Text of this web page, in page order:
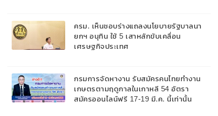
ครม. เห็นชอบร่างแถลงนโยบายรัฐบาลนา
ยกฯ อนุทิน ใช้ 5 เสาหลักขับเคลื่อน
เศรษฐกิจประเทศ
กรมการจัดหางาน รับสมัครคนไทยทำงาน
เกษตรตามฤดูกาลในเกาหลี 54 อัตรา
สมัครออนไลน์ฟรี 17-19 มี.ค. นี้เท่านั้น